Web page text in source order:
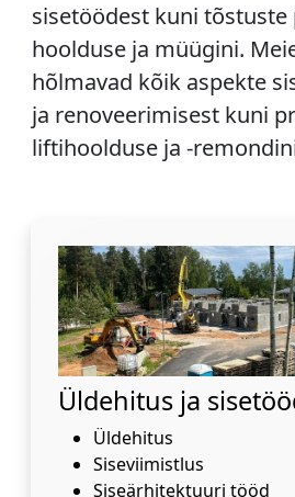
sisetöödest kuni tõstuste
hoolduse ja müügini.
hõlmavad kõik aspekte
ja renoveerimisest kuni
liftihoolduse ja -
Üldehitus ja
Üldehitus
Siseviimistlus
Siseärhitektuuri tööd